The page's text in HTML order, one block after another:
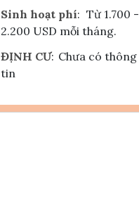
Sinh hoạt phí: Từ 1.700 -
2.200 USD mỗi tháng.
ĐỊNH CƯ: Chưa có thông
tin